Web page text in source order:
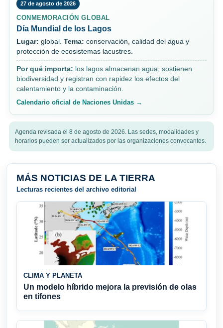
27 de agosto de 2026
CONMEMORACIÓN GLOBAL
Día Mundial de los Lagos
Lugar: global. Tema: conservación, calidad del agua y
protección de ecosistemas lacustres.
Por qué importa: los lagos almacenan agua, sostienen
biodiversidad y registran con rapidez los efectos del
calentamiento y la contaminación.
Calendario oficial de Naciones Unidas →
Agenda revisada el 8 de agosto de 2026. Las sedes, modalidades y
horarios pueden ser actualizados por las organizaciones convocantes.
MÁS NOTICIAS DE LA TIERRA
Lecturas recientes del archivo editorial
CLIMA Y PLANETA
Un modelo híbrido mejora la previsión de olas
en tifones